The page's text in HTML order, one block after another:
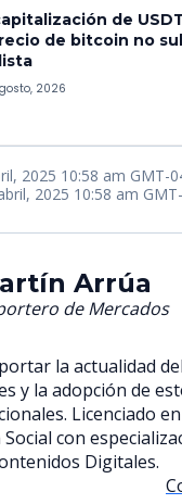
de
de bitcoin no
2026
2025 10:58 am GMT-
2025 10:58 am
Arrúa
de Mercados
la actualidad
y la adopción de
Licenciado en
con
Digitales.